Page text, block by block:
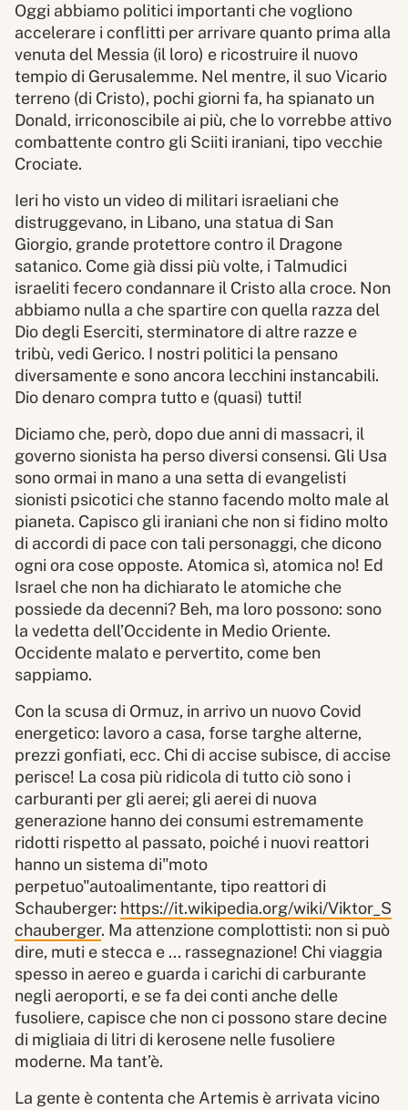
Oggi abbiamo politici importanti che vogliono
accelerare i conflitti per arrivare quanto prima alla
venuta del Messia (il loro) e ricostruire il nuovo
tempio di Gerusalemme. Nel mentre, il suo Vicario
terreno (di Cristo), pochi giorni fa, ha spianato un
Donald, irriconoscibile ai più, che lo vorrebbe attivo
combattente contro gli Sciiti iraniani, tipo vecchie
Crociate.
Ieri ho visto un video di militari israeliani che
distruggevano, in Libano, una statua di San
Giorgio, grande protettore contro il Dragone
satanico. Come già dissi più volte, i Talmudici
israeliti fecero condannare il Cristo alla croce. Non
abbiamo nulla a che spartire con quella razza del
Dio degli Eserciti, sterminatore di altre razze e
tribù, vedi Gerico. I nostri politici la pensano
diversamente e sono ancora lecchini instancabili.
Dio denaro compra tutto e (quasi) tutti!
Diciamo che, però, dopo due anni di massacri, il
governo sionista ha perso diversi consensi. Gli Usa
sono ormai in mano a una setta di evangelisti
sionisti psicotici che stanno facendo molto male al
pianeta. Capisco gli iraniani che non si fidino molto
di accordi di pace con tali personaggi, che dicono
ogni ora cose opposte. Atomica sì, atomica no! Ed
Israel che non ha dichiarato le atomiche che
possiede da decenni? Beh, ma loro possono: sono
la vedetta dell’Occidente in Medio Oriente.
Occidente malato e pervertito, come ben
sappiamo.
Con la scusa di Ormuz, in arrivo un nuovo Covid
energetico: lavoro a casa, forse targhe alterne,
prezzi gonfiati, ecc. Chi di accise subisce, di accise
perisce! La cosa più ridicola di tutto ciò sono i
carburanti per gli aerei; gli aerei di nuova
generazione hanno dei consumi estremamente
ridotti rispetto al passato, poiché i nuovi reattori
hanno un sistema di"moto
perpetuo"autoalimentante, tipo reattori di
Schauberger: https://it.wikipedia.org/wiki/Viktor_S
chauberger. Ma attenzione complottisti: non si può
dire, muti e stecca e ... rassegnazione! Chi viaggia
spesso in aereo e guarda i carichi di carburante
negli aeroporti, e se fa dei conti anche delle
fusoliere, capisce che non ci possono stare decine
di migliaia di litri di kerosene nelle fusoliere
moderne. Ma tant’è.
La gente è contenta che Artemis è arrivata vicino